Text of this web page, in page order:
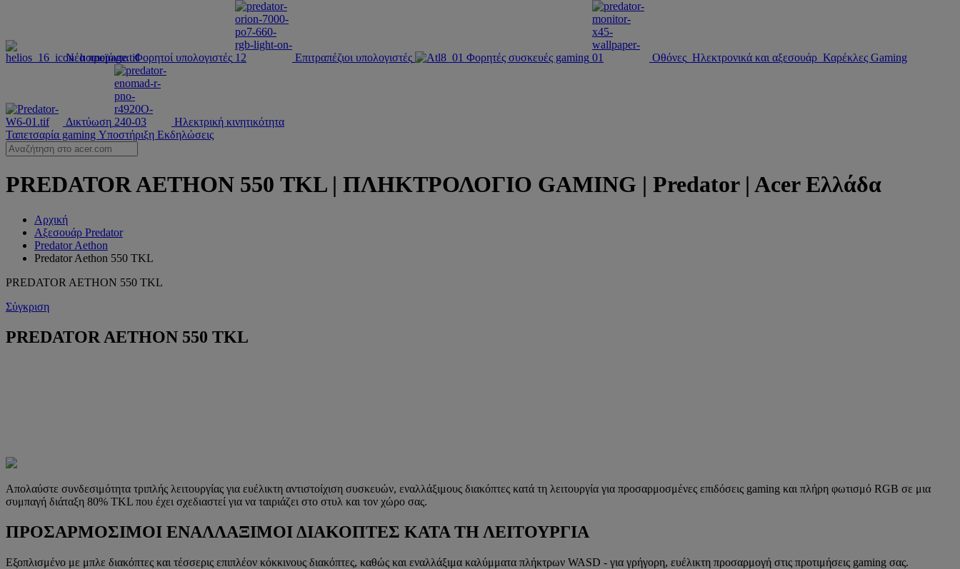
Νέα προϊόντα Φορητοί υπολογιστές Επιτραπέζιοι υπολογιστές Φορητές συσκευές gaming Οθόνες Ηλεκτρονικά και αξεσουάρ Καρέκλες Gaming
Δικτύωση
Ηλεκτρική κινητικότητα
Ταπετσαρία gaming Υποστήριξη Εκδηλώσεις
PREDATOR AETHON 550 TKL | ΠΛΗΚΤΡΟΛΟΓΙΟ GAMING | Predator | Acer Ελλάδα
Αρχική
Αξεσουάρ Predator
Predator Aethon
Predator Aethon 550 TKL
PREDATOR AETHON 550 TKL
Σύγκριση
PREDATOR AETHON 550 TKL
Απολαύστε συνδεσιμότητα τριπλής λειτουργίας για ευέλικτη αντιστοίχιση συσκευών, εναλλάξιμους διακόπτες κατά τη λειτουργία για προσαρμοσμένες επιδόσεις gaming και πλήρη φωτισμό RGB σε μια
συμπαγή διάταξη 80% TKL που έχει σχεδιαστεί για να ταιριάζει στο στυλ και τον χώρο σας.
ΠΡΟΣΑΡΜΟΣΙΜΟΙ ΕΝΑΛΛΑΞΙΜΟΙ ΔΙΑΚΟΠΤΕΣ ΚΑΤΑ ΤΗ ΛΕΙΤΟΥΡΓΙΑ
Εξοπλισμένο με μπλε διακόπτες και τέσσερις επιπλέον κόκκινους διακόπτες, καθώς και εναλλάξιμα καλύμματα πλήκτρων WASD - για γρήγορη, ευέλικτη προσαρμογή στις προτιμήσεις gaming σας.